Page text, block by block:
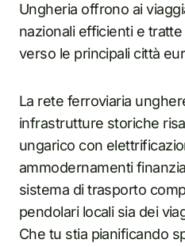
Ungheria offrono ai
nazionali efficienti e
verso le principali città
La rete ferroviaria
infrastrutture storiche
ungarico con
ammodernamenti
sistema di trasporto
pendolari locali sia dei
Che tu stia pianificando